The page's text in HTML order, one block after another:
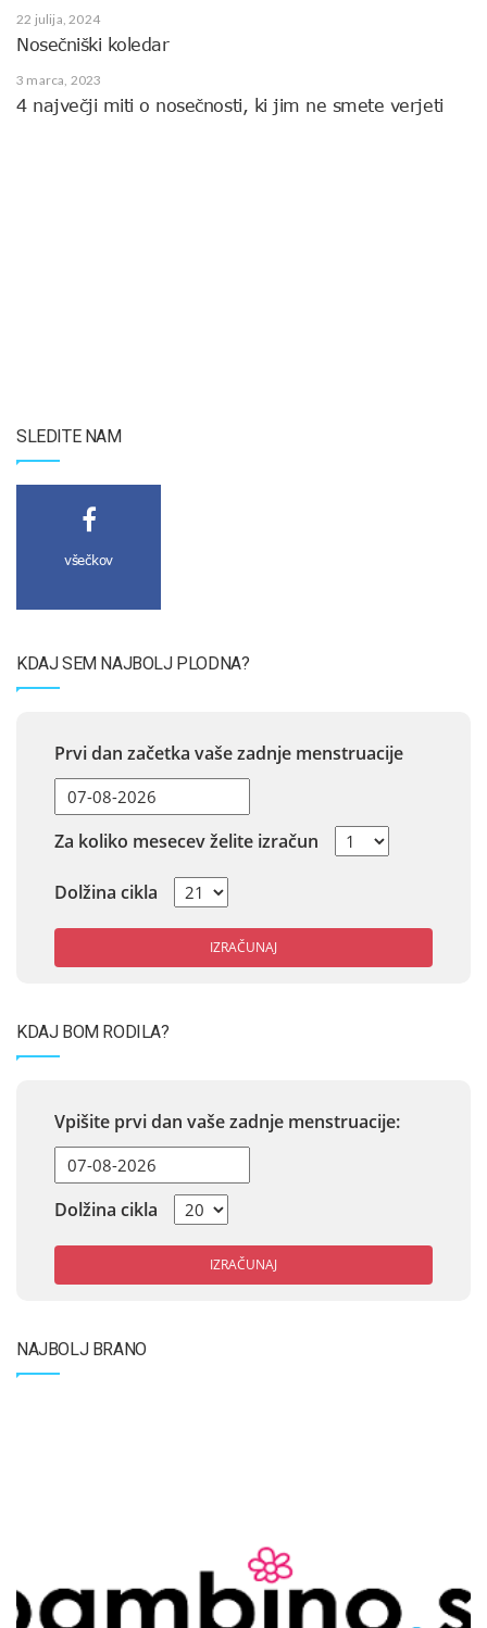
22 julija, 2024
Nosečniški koledar
3 marca, 2023
4 največji miti o nosečnosti, ki jim ne smete verjeti
SLEDITE NAM
všečkov
KDAJ SEM NAJBOLJ PLODNA?
Prvi dan začetka vaše zadnje menstruacije
Za koliko mesecev želite izračun
Dolžina cikla
IZRAČUNAJ
KDAJ BOM RODILA?
Vpišite prvi dan vaše zadnje menstruacije:
Dolžina cikla
IZRAČUNAJ
NAJBOLJ BRANO